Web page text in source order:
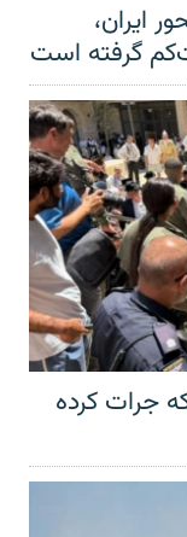
ایران،
گرفته است
جرات کرده